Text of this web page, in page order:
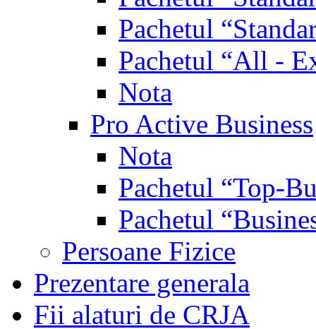
Pachetul
Pachetul “All -
Nota
Pro Active Business
Nota
Pachetul “Top-
Pachetul
Persoane Fizice
Prezentare generala
Fii alaturi de CRJA